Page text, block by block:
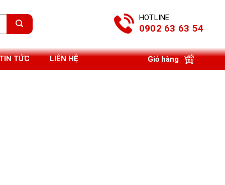
HOTLINE
0902 63 63 54
TỨC LIÊN HỆ Giỏ hàng